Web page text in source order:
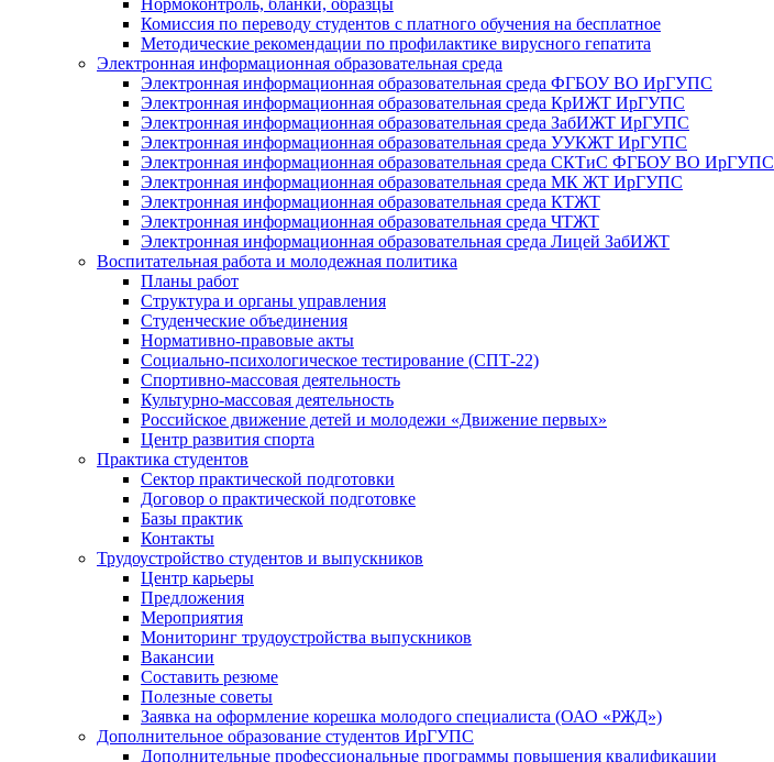
Нормоконтроль, бланки, образцы
Комиссия по переводу студентов с платного обучения на бесплатное
Методические рекомендации по профилактике вирусного гепатита
Электронная информационная образовательная среда
Электронная информационная образовательная среда ФГБОУ ВО ИрГУПС
Электронная информационная образовательная среда КрИЖТ ИрГУПС
Электронная информационная образовательная среда ЗабИЖТ ИрГУПС
Электронная информационная образовательная среда УУКЖТ ИрГУПС
Электронная информационная образовательная среда СКТиС ФГБОУ ВО ИрГУПС
Электронная информационная образовательная среда МК ЖТ ИрГУПС
Электронная информационная образовательная среда КТЖТ
Электронная информационная образовательная среда ЧТЖТ
Электронная информационная образовательная среда Лицей ЗабИЖТ
Воспитательная работа и молодежная политика
Планы работ
Структура и органы управления
Студенческие объединения
Нормативно-правовые акты
Социально-психологическое тестирование (СПТ-22)
Спортивно-массовая деятельность
Культурно-массовая деятельность
Российское движение детей и молодежи «Движение первых»
Центр развития спорта
Практика студентов
Сектор практической подготовки
Договор о практической подготовке
Базы практик
Контакты
Трудоустройство студентов и выпускников
Центр карьеры
Предложения
Мероприятия
Мониторинг трудоустройства выпускников
Вакансии
Составить резюме
Полезные советы
Заявка на оформление корешка молодого специалиста (ОАО «РЖД»)
Дополнительное образование студентов ИрГУПС
Дополнительные профессиональные программы повышения квалификации